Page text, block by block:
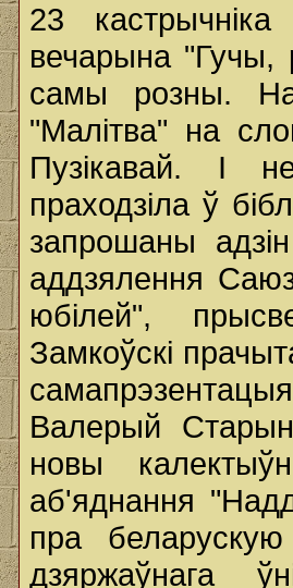
23
вечарына "Гучы,
самы розны.
"Малітва" на
Пузікавай. I
праходзіла ў
запрошаны
аддзялення
юбілей",
Замкоўскі
Валерый
новы
аб'яднання
пра
дзяржаўнага